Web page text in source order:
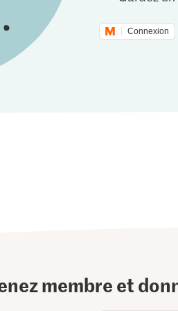
Connexion
membre et